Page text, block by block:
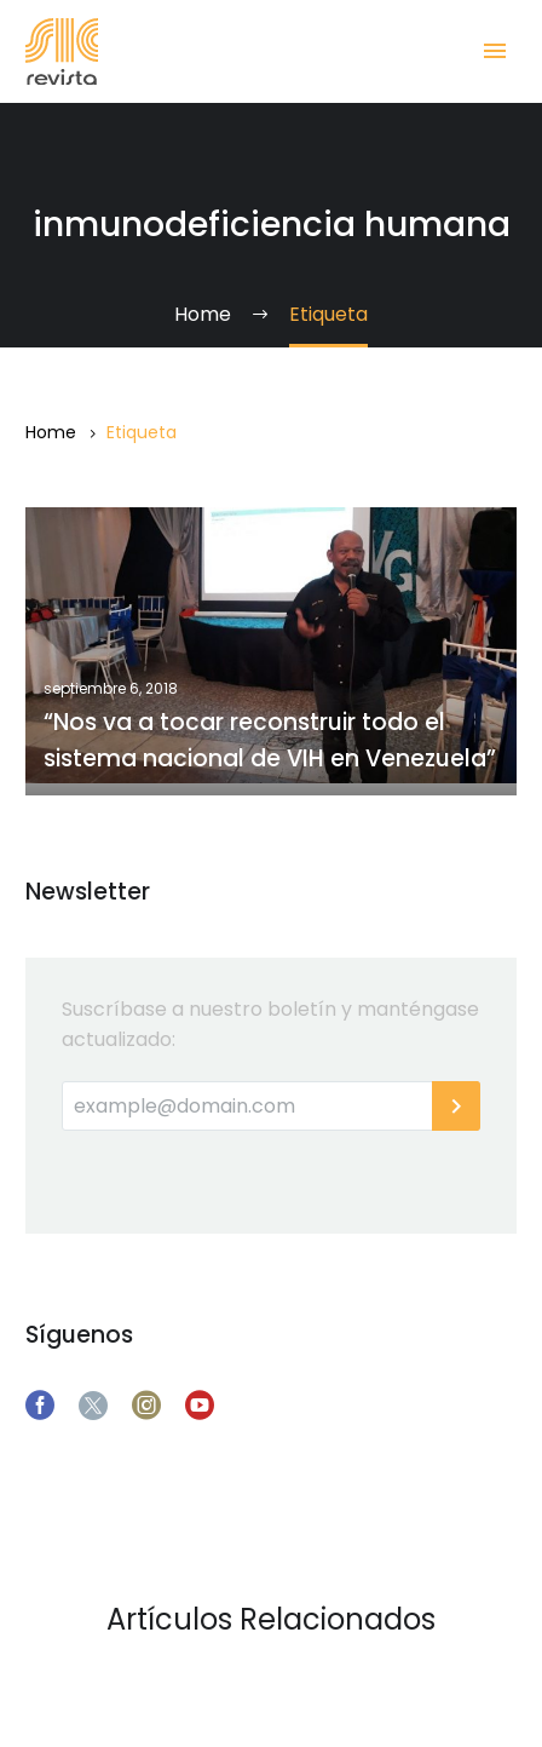
inmunodeficiencia humana
Home Etiqueta
Home Etiqueta
tocar
reconstruir
todo
el
sistema
nacional
de
Venezuela”
septiembre 6, 2018
“Nos va a tocar reconstruir todo el
sistema nacional de VIH en Venezuela”
Newsletter
Suscríbase a nuestro boletín y manténgase
actualizado:
Síguenos
Artículos Relacionados